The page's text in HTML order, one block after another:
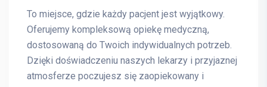
To miejsce, gdzie każdy pacjent jest wyjątkowy.
Oferujemy kompleksową opiekę medyczną,
dostosowaną do Twoich indywidualnych potrzeb.
Dzięki doświadczeniu naszych lekarzy i przyjaznej
atmosferze poczujesz się zaopiekowany i